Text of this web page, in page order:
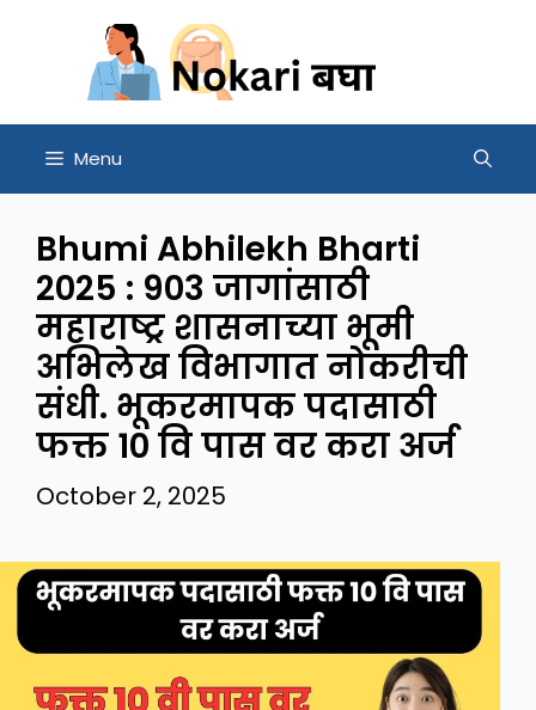
content
Menu
Bhumi Abhilekh Bharti
2025 : 903 जागांसाठी
महाराष्ट्र शासनाच्या भूमी
अभिलेख विभागात नोकरीची
संधी. भूकरमापक पदासाठी
फक्त 10 वि पास वर करा अर्ज
October 2, 2025